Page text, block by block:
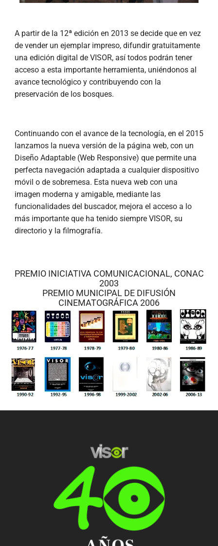
A partir de la 12ª edición en 2013 se decide que en vez
de vender un ejemplar impreso, difundir gratuitamente
una edición digital de VISOR, así todos podrán tener
acceso a esta importante herramienta, uniéndonos al
avance tecnológico y contribuyendo con la
preservación de los bosques.
Continuando con el avance de la tecnología, en el 2015
lanzamos la nueva versión de la página web, con un
Diseño Adaptable (Web Responsive) que permite una
perfecta navegación adaptada a cualquier dispositivo
móvil o de sobremesa. Esta nueva web con una
imagen moderna y amigable, mediante las
funcionalidades del buscador, mejora el acceso a lo
más importante que ha tenido siempre VISOR, su
directorio y la filmografía.
PREMIO INICIATIVA COMUNICACIONAL, CONAC
2003
PREMIO MUNICIPAL DE DIFUSIÓN
CINEMATOGRÁFICA 2006